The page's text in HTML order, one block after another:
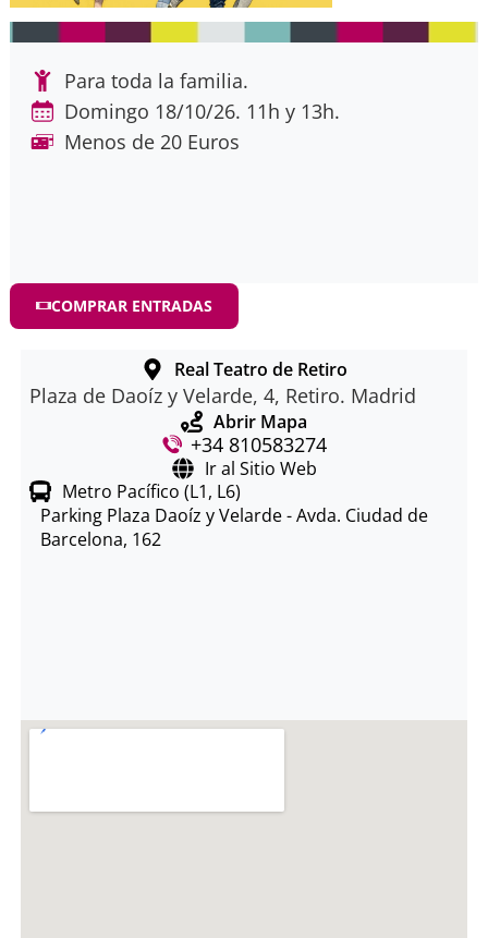
Para toda la familia.
Domingo 18/10/26. 11h y 13h.
Menos de 20 Euros
COMPRAR ENTRADAS
Real Teatro de Retiro
Plaza de Daoíz y Velarde, 4, Retiro. Madrid
Abrir Mapa
+34 810583274
Ir al Sitio Web
Metro Pacífico (L1, L6)
Parking Plaza Daoíz y Velarde - Avda. Ciudad de
Barcelona, 162